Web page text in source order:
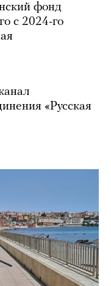
фонд
с 2024-го
«Русская